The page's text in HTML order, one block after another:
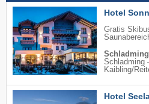
Hotel
Gratis
Schladming
Schladming
Kaibling/​
Hotel